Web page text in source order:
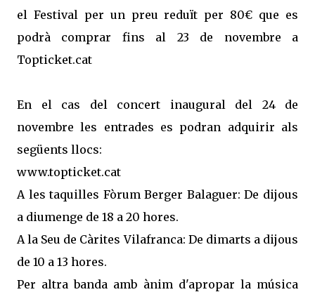
el Festival per un preu reduït per 80€ que es
podrà comprar fins al 23 de novembre a
Topticket.cat
En el cas del concert inaugural del 24 de
novembre les entrades es podran adquirir als
següents llocs:
www.topticket.cat
A les taquilles Fòrum Berger Balaguer: De dijous
a diumenge de 18 a 20 hores.
A la Seu de Càrites Vilafranca: De dimarts a dijous
de 10 a 13 hores.
Per altra banda amb ànim d'apropar la música